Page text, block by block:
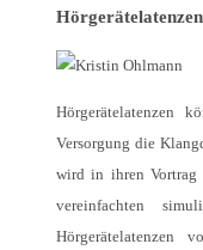
Hörgerätelatenzen
Versorgung die
wird in ihren Vortrag
vereinfachten
Hörgerätelatenzen